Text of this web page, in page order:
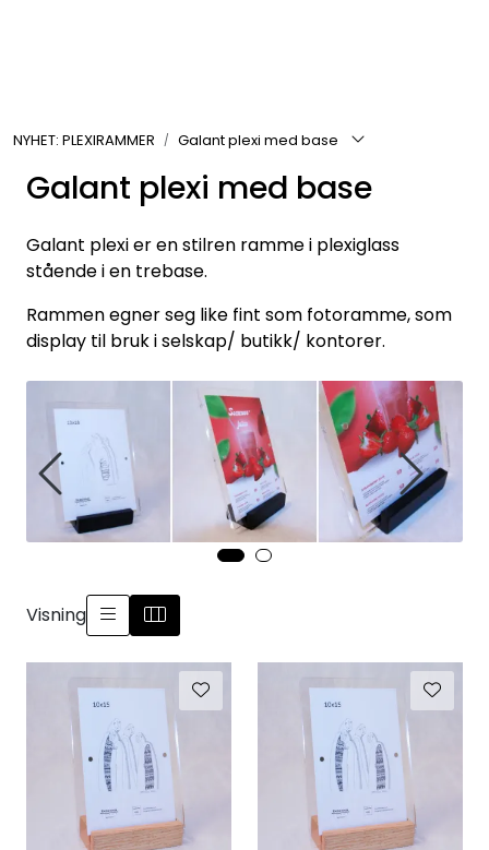
NYHET: PLEXIRAMMER Galant plexi med base
Galant plexi med base
Galant plexi er en stilren ramme i plexiglass
stående i en trebase.
Rammen egner seg like fint som fotoramme, som
display til bruk i selskap/ butikk/ kontorer.
Visning
Passepartout
Tilbehør til innramming
Innrammede bilder
Canvas
Glass art
Malerier
Trykk av bilder/skilt og innramming
SOMMEROUTLET